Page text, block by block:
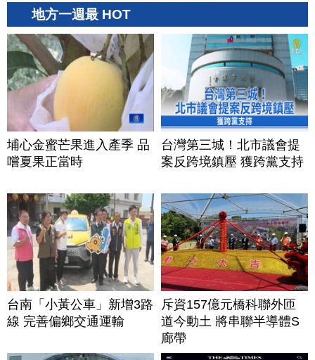
地方一週最 HOT
埔心金蜜芒果進入產季 品
嚐夏果正當時
台灣第三城！北市議會提
案反跨境鎮壓 獲跨黨支持
台南「小黃公車」新增3路
線 完善偏鄉交通運輸
斥資157億元橋科聯外匝
道今動土 將串聯半導體S
廊帶